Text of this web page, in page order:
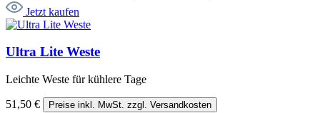
Jetzt kaufen
Ultra Lite Weste
Leichte Weste für kühlere Tage
51,50 € Preise inkl. MwSt. zzgl. Versandkosten